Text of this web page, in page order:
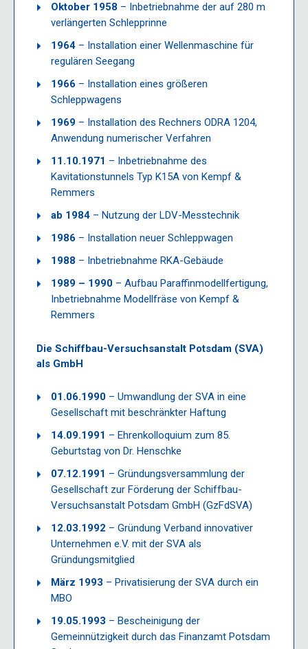
Oktober 1958 – Inbetriebnahme der auf 280 m
verlängerten Schlepprinne
1964 – Installation einer Wellenmaschine für
regulären Seegang
1966 – Installation eines größeren
Schleppwagens
1969 – Installation des Rechners ODRA 1204,
Anwendung numerischer Verfahren
11.10.1971 – Inbetriebnahme des
Kavitationstunnels Typ K15A von Kempf &
Remmers
ab 1984 – Nutzung der LDV-Messtechnik
1986 – Installation neuer Schleppwagen
1988 – Inbetriebnahme RKA-Gebäude
1989 – 1990 – Aufbau Paraffinmodellfertigung,
Inbetriebnahme Modellfräse von Kempf &
Remmers
Die Schiffbau-Versuchsanstalt Potsdam (SVA)
als GmbH
01.06.1990 – Umwandlung der SVA in eine
Gesellschaft mit beschränkter Haftung
14.09.1991 – Ehrenkolloquium zum 85.
Geburtstag von Dr. Henschke
07.12.1991 – Gründungsversammlung der
Gesellschaft zur Förderung der Schiffbau-
Versuchsanstalt Potsdam GmbH (GzFdSVA)
12.03.1992 – Gründung Verband innovativer
Unternehmen e.V. mit der SVA als
Gründungsmitglied
März 1993 – Privatisierung der SVA durch ein
MBO
19.05.1993 – Bescheinigung der
Gemeinnützigkeit durch das Finanzamt Potsdam